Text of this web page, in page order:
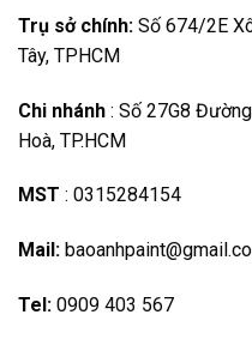
Trụ sở chính: Số 674/2E
Tây, TPHCM
Chi nhánh : Số 27G8
Hoà, TP.HCM
MST : 0315284154
Mail:
Tel: 0909 403 567